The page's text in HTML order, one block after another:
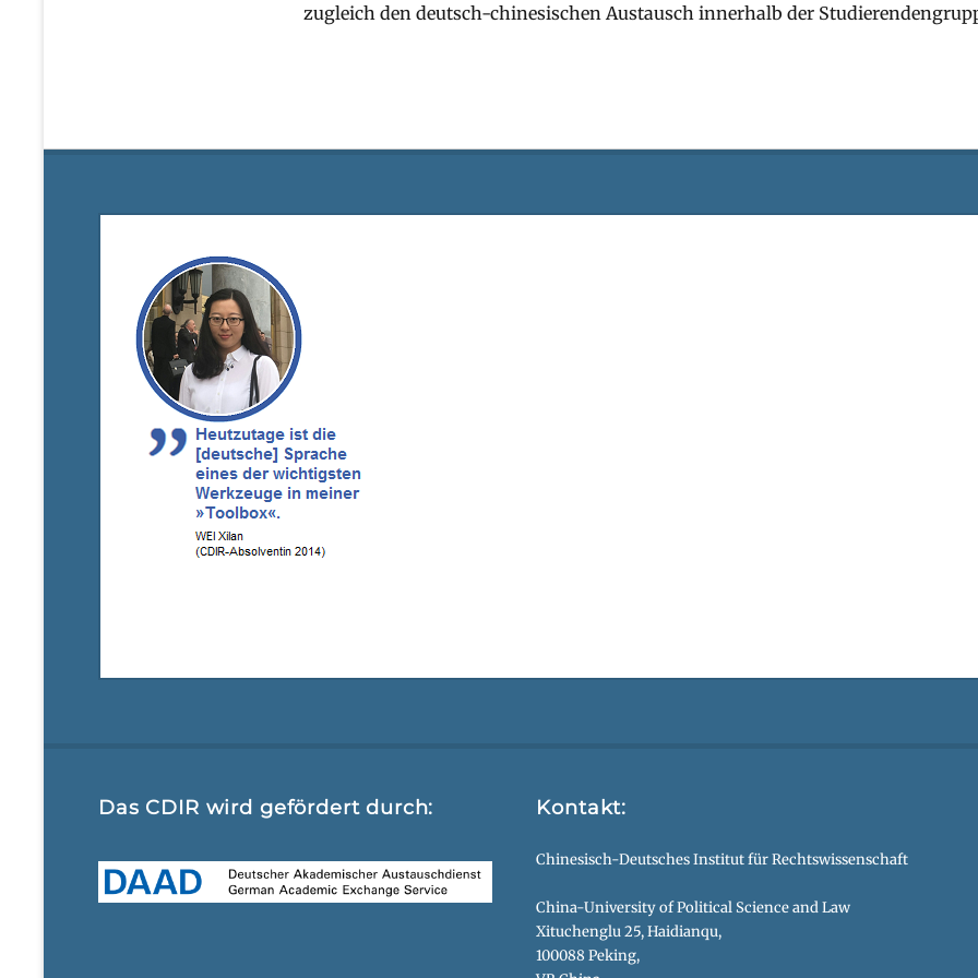
zugleich den deutsch-chinesischen Austausch innerhalb der
Das CDIR wird gefördert durch: Kontakt:
Chinesisch-Deutsches Institut für Rechtswissenschaft
China-University of Political Science and Law
Xituchenglu 25, Haidianqu,
100088 Peking,